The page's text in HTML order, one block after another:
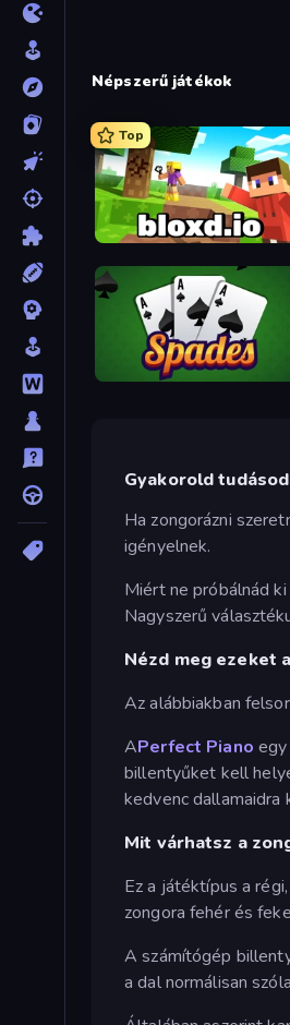
Népszerű játékok
Top
Bloxd.io
Spades
Gyakorold
Ha zongorázni
igényelnek.
Miért ne próbálnád
Nagyszerű
Nézd meg ezeket
Az alábbiakban
APerfect Piano
billentyűket kell
kedvenc
Mit várhatsz a
Ez a játéktípus a
zongora fehér és
A számítógép
a dal normálisan